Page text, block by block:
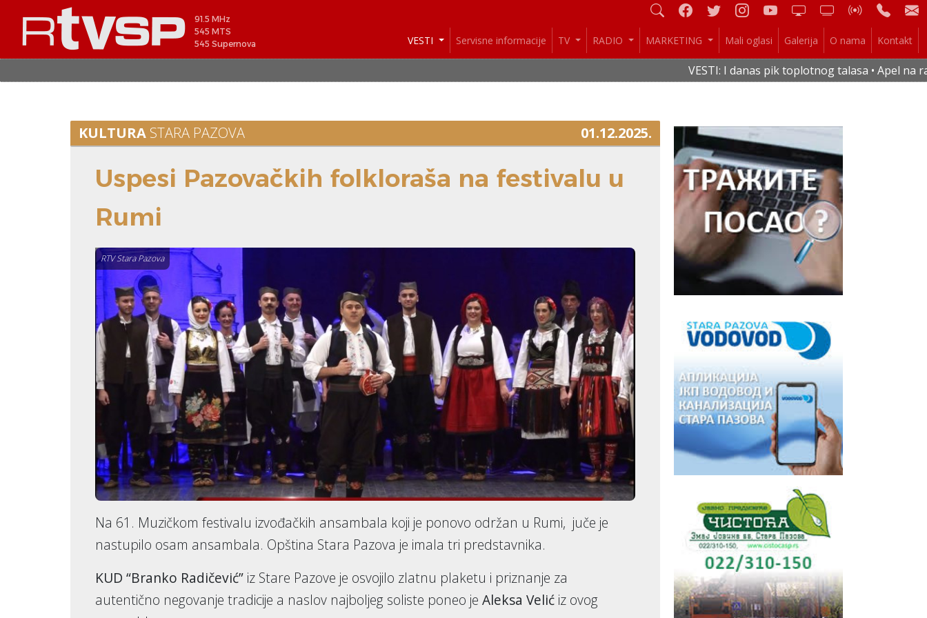
91.5 MHz
545 MTS
545 Supernova
VESTI Servisne informacije TV RADIO MARKETING Mali oglasi Galerija O nama Kontakt
VESTI: I danas pik toplotnog talasa • Apel na
KULTURA STARA PAZOVA 01.12.2025.
Uspesi Pazovačkih folkloraša na festivalu u
Rumi
RTV Stara Pazova
Na 61. Muzičkom festivalu izvođačkih ansambala koji je ponovo održan u Rumi, juče je
nastupilo osam ansambala. Opština Stara Pazova je imala tri predstavnika.
KUD “Branko Radičević” iz Stare Pazove je osvojilo zlatnu plaketu i priznanje za
autentično negovanje tradicije a naslov najboljeg soliste poneo je Aleksa Velić iz ovog